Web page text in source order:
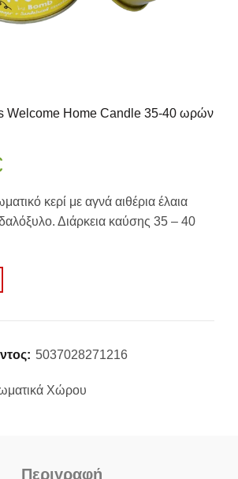
Welcome Home Candle 35-40 ωρών
τρέχουσα
τιμή
είναι:
κερί με αγνά αιθέρια έλαια
Διάρκεια καύσης 35 – 40
5037028271216
Χώρου
Περιγραφή